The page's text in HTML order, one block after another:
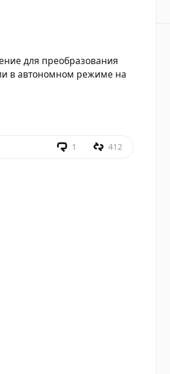
для преобразования
в автономном режиме на
1 412